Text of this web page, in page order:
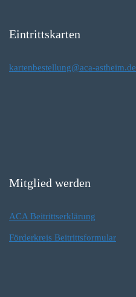
Eintrittskarten
kartenbestellung@aca-astheim.de
Mitglied werden
ACA Beitrittserklärung
Förderkreis Beitrittsformular